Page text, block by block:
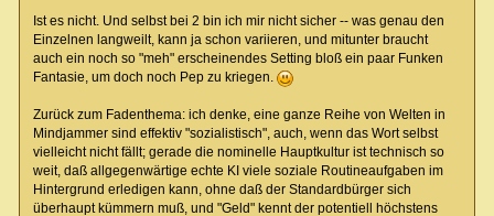
Ist es nicht. Und selbst bei 2 bin ich mir nicht sicher -- was genau den
Einzelnen langweilt, kann ja schon variieren, und mitunter braucht
auch ein noch so "meh" erscheinendes Setting bloß ein paar Funken
Fantasie, um doch noch Pep zu kriegen.
Zurück zum Fadenthema: ich denke, eine ganze Reihe von Welten in
Mindjammer sind effektiv "sozialistisch", auch, wenn das Wort selbst
vielleicht nicht fällt; gerade die nominelle Hauptkultur ist technisch so
weit, daß allgegenwärtige echte KI viele soziale Routineaufgaben im
Hintergrund erledigen kann, ohne daß der Standardbürger sich
überhaupt kümmern muß, und "Geld" kennt der potentiell höchstens